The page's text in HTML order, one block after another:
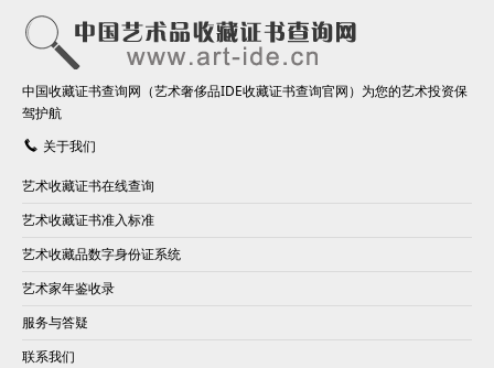
中国收藏证书查询网（艺术奢侈品IDE收藏证书查询官网）为您的艺术投资保
驾护航
关于我们
艺术收藏证书在线查询
艺术收藏证书准入标准
艺术收藏品数字身份证系统
艺术家年鉴收录
服务与答疑
联系我们